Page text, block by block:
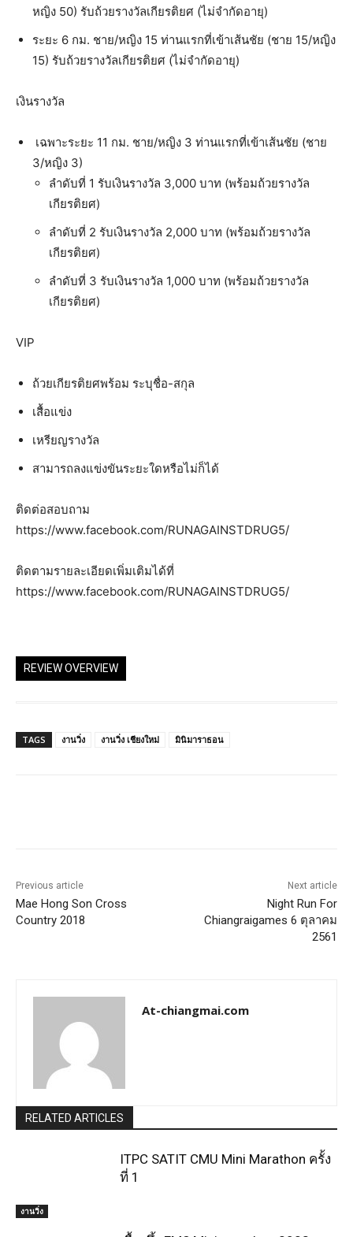
หญิง 50) รับถ้วยรางวัลเกียรติยศ (ไม่จำกัดอายุ)
ระยะ 6 กม. ชาย/หญิง 15 ท่านแรกที่เข้าเส้นชัย (ชาย 15/หญิง
15) รับถ้วยรางวัลเกียรติยศ (ไม่จำกัดอายุ)
เงินรางวัล
เฉพาะระยะ 11 กม. ชาย/หญิง 3 ท่านแรกที่เข้าเส้นชัย (ชาย
3/หญิง 3)
ลำดับที่ 1 รับเงินรางวัล 3,000 บาท (พร้อมถ้วยรางวัล
เกียรติยศ)
ลำดับที่ 2 รับเงินรางวัล 2,000 บาท (พร้อมถ้วยรางวัล
เกียรติยศ)
ลำดับที่ 3 รับเงินรางวัล 1,000 บาท (พร้อมถ้วยรางวัล
เกียรติยศ)
VIP
ถ้วยเกียรติยศพร้อม ระบุชื่อ-สกุล
เสื้อแข่ง
เหรียญรางวัล
สามารถลงแข่งขันระยะใดหรือไม่ก็ได้
ติดต่อสอบถาม
https://www.facebook.com/RUNAGAINSTDRUG5/
ติดตามรายละเอียดเพิ่มเติมได้ที่
https://www.facebook.com/RUNAGAINSTDRUG5/
REVIEW OVERVIEW
TAGS งานวิ่ง งานวิ่ง เชียงใหม่ มินิมาราธอน
Previous article
Mae Hong Son Cross
Country 2018
Next article
Night Run For
Chiangraigames 6 ตุลาคม
2561
At-chiangmai.com
RELATED ARTICLES
งานวิ่ง
ITPC SATIT CMU Mini Marathon ครั้ง
ที่ 1